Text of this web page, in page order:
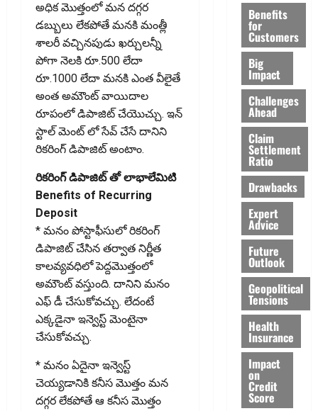
అధిక మొత్తంలో మన దగ్గర
డబ్బులు లేకపోతే మనకి మంత్లీ
శాలరీ వచ్చినపుడు ఖర్చులన్నీ
పోగా నెలకి రూ.500 లేదా
రూ.1000 లేదా మనకి ఎంత వీలైతే
అంత అమౌంట్ వాయిదాల
రూపంలో డిపాజిట్ చేయొచ్చు. ఇన్
స్టాల్ మెంట్ లో సేవ్ చేసే దానిని
రికరింగ్ డిపాజిట్ అంటాం.
రికరింగ్ డిపాజిట్ తో లాభాలేమిటి
Benefits of Recurring
Deposit
* మనం పోస్టాఫీసులో రికరింగ్
డిపాజిట్ చేసిన తర్వాత నిర్ణీత
కాలవ్యవధిలో పెద్దమొత్తంలో
అమౌంట్ వస్తుంది. దానిని మనం
ఎఫ్ డీ చేసుకోవచ్చు. లేదంటే
ఎక్క‌డైనా ఇన్వెస్ట్ మెంటైనా
చేసుకోవచ్చు.
* మనం ఏదైనా ఇన్వెస్ట్
చెయ్యడానికి కనీస మొత్తం మన
దగ్గర లేకపోతే ఆ కనీస మొత్తం
Benefits
for
Customers
Big
Impact
Challenges
Ahead
Claim
Settlement
Ratio
Drawbacks
Expert
Advice
Future
Outlook
Geopolitical
Tensions
Health
Insurance
Impact
on
Credit
Score